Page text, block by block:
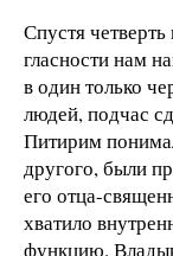
Спустя четверть
гласности нам
в один только
людей, подчас
Питирим
другого, были
его отца-
хватило
функцию.